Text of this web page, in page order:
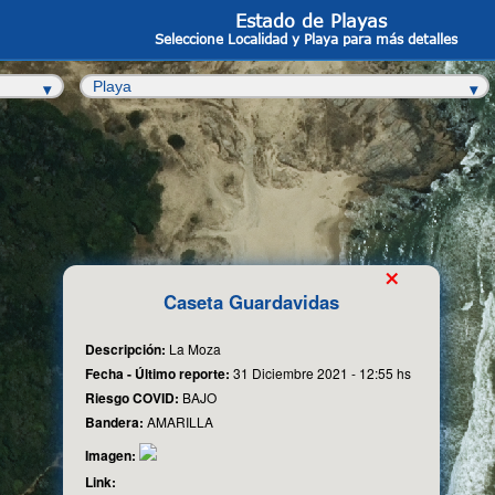
Estado de Playas
Seleccione Localidad y Playa para más detalles
Caseta Guardavidas
Descripción: La Moza
Fecha - Último reporte:31 Diciembre 2021 - 12:55 hs
Riesgo COVID: BAJO
Bandera:AMARILLA
Imagen:
Link:
×